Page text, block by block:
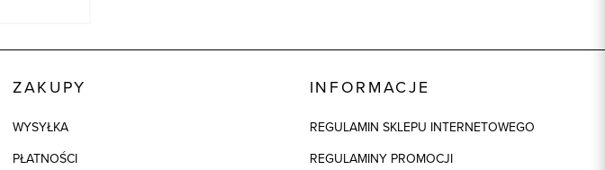
ZAKUPY
WYSYŁKA
PŁATNOŚCI
INFORMACJE
REGULAMIN SKLEPU INTERNETOWEGO
REGULAMINY PROMOCJI